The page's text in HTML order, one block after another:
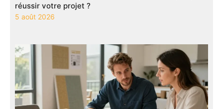
réussir votre projet ?
5 août 2026